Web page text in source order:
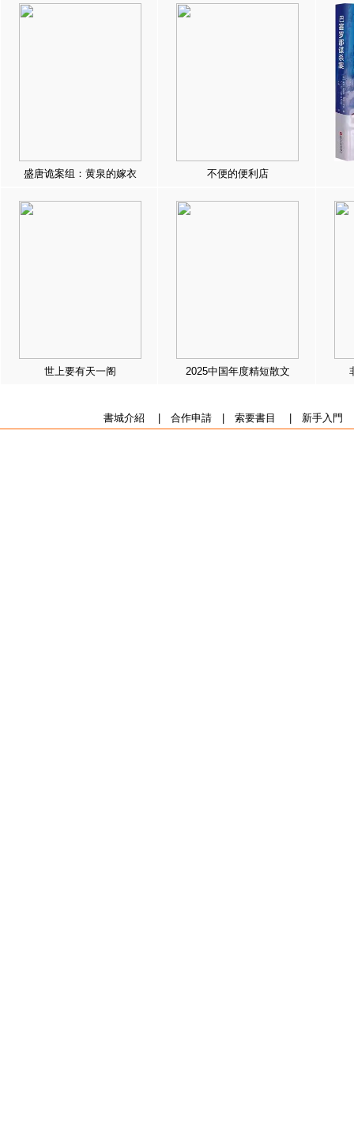
盛唐诡案组：黄泉的嫁衣 不便的便利店
世上要有天一阁 2025中国年度精短散文
書城介紹 合作申請| 索要書目 新手入門